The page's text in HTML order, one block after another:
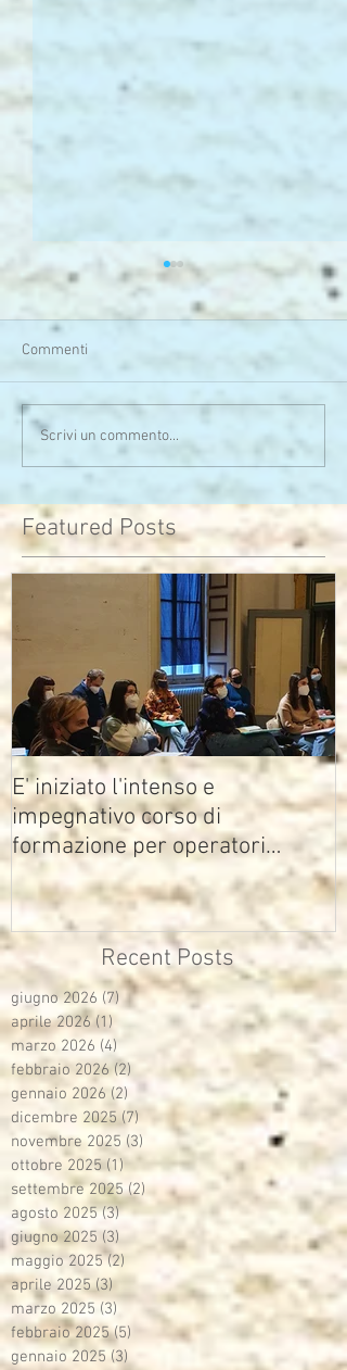
Serata calda sia di clima
che di pensieri
Commenti
Scrivi un commento...
Featured Posts
E' iniziato l'intenso e
impegnativo corso di
formazione per operatori
multimediali Avisco
Recent Posts
giugno 2026 (7) 7 post
aprile 2026 (1) 1 post
marzo 2026 (4)4 post
febbraio 2026 (2) 2 post
gennaio 2026 (2) 2 post
dicembre 2025 (7)7 post
novembre 2025 (3) 3 post
ottobre 2025 (1)1 post
settembre 2025 (2)2 post
agosto 2025 (3)3 post
giugno 2025 (3)3 post
maggio 2025 (2) 2 post
aprile 2025 (3) 3 post
marzo 2025 (3) 3 post
febbraio 2025 (5)
gennaio 2025 (3)